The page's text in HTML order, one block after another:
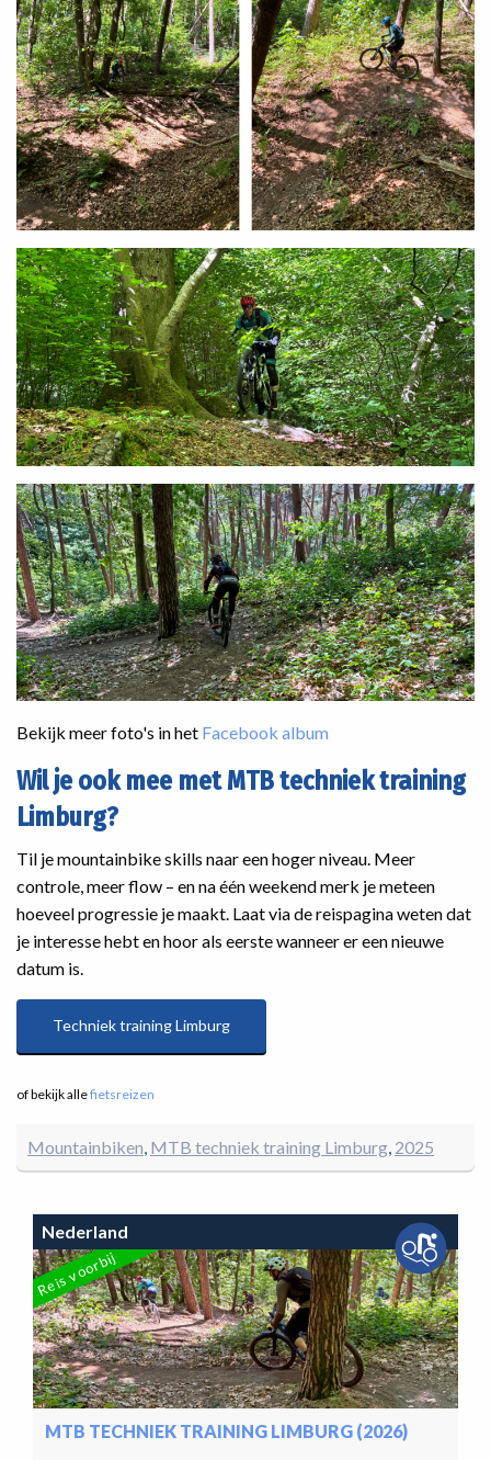
Bekijk meer foto's in het Facebook album
Wil je ook mee met MTB techniek training
Limburg?
Til je mountainbike skills naar een hoger niveau. Meer
controle, meer flow – en na één weekend merk je meteen
hoeveel progressie je maakt. Laat via de reispagina weten dat
je interesse hebt en hoor als eerste wanneer er een nieuwe
datum is.
Techniek training Limburg
of bekijk allefietsreizen
Mountainbiken MTB techniek training Limburg 2025
Nederland
Reis voorbij
MTB TECHNIEK TRAINING LIMBURG (2026)